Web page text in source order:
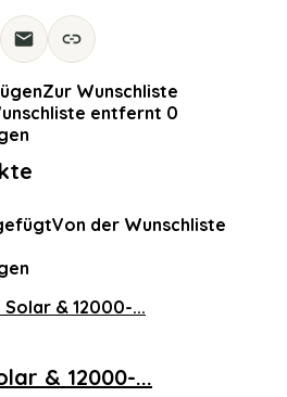
Zur Wunschliste
entfernt 0
Von der Wunschliste
& 12000-...